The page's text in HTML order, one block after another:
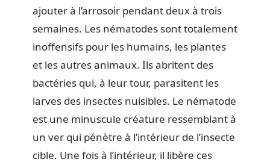
ajouter à l’arrosoir pendant deux à trois
semaines. Les nématodes sont totalement
inoffensifs pour les humains, les plantes
et les autres animaux. Ils abritent des
bactéries qui, à leur tour, parasitent les
larves des insectes nuisibles. Le nématode
est une minuscule créature ressemblant à
un ver qui pénètre à l’intérieur de l’insecte
cible. Une fois à l’intérieur, il libère ces